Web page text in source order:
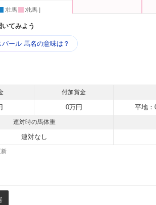
:牡馬 :牝馬 ]
てみよう
ール 馬名の意味は？
付加賞金
0万円 平地：
連対時の馬体重
連対なし